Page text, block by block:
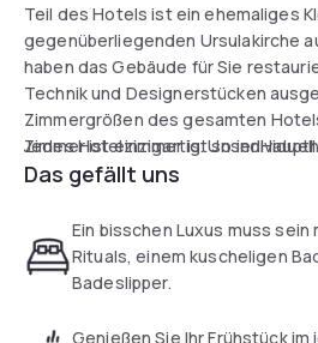
Teil des Hotels ist ein ehemaliges
gegenüberliegenden Ursulakirche
haben das Gebäude für Sie
Technik und Designerstücken
Zimmergrößen des gesamten
Zimmer ist einzigartig. Unser
Klostergebäude in nichts nach. Ein
Verweilen ein. Mit
modernen, offenen Badezimmern
Kosmetikprodukten können Sie den
Jedes Hotelzimmer ist so
Das gefällt uns
Ein bisschen Luxus muss
Rituals, einem kuscheligen
Badeslipper.
Genießen Sie Ihr Frühstück im